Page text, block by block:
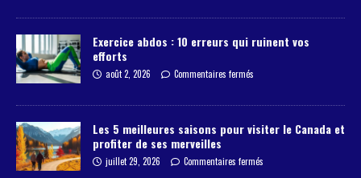
Exercice abdos : 10 erreurs qui ruinent vos
efforts
août 2, 2026 Commentaires fermés
Les 5 meilleures saisons pour visiter le Canada et
profiter de ses merveilles
juillet 29, 2026 Commentaires fermés